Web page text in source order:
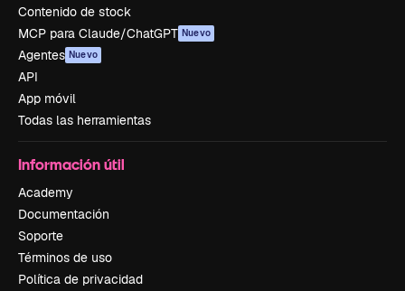
Contenido de stock
MCP para Claude/ChatGPT Nuevo
Agentes Nuevo
API
App móvil
Todas las herramientas
Información útil
Academy
Documentación
Soporte
Términos de uso
Política de privacidad